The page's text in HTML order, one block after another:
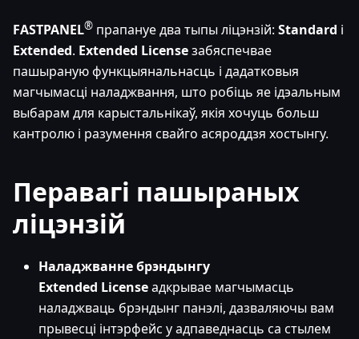
FASTPANEL® прапануе два тыпы ліцэнзій: Standard і
Extended. Extended Licenseзабяспечвае
пашыраную функцыянальнасць і дадатковыя
магчымасці наладжвання, што робіць яе ідэальным
выбарам для карыстальнікаў, якія хочуць больш
кантролю і разумення свайго асяроддзя хостынгу.
Перавагі пашыраных
ліцэнзій
Наладжванне брэндынгу
Extended Licenseадкрывае магчымасць
наладжваць брэндынг панэлі, дазваляючы вам
прывесці інтэрфейс у адпаведнасць са стылем